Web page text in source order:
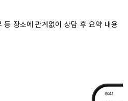
등 장소에 관계없이 상담 후 요약 내용